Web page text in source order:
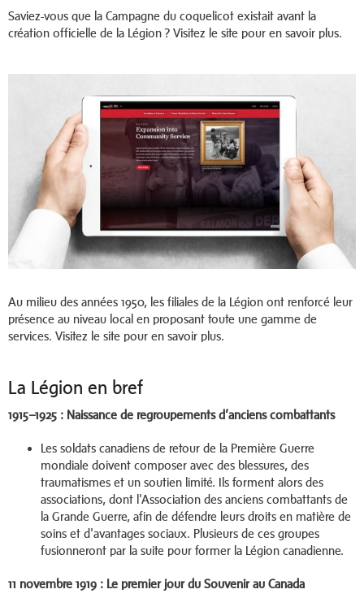
Saviez-vous que la Campagne du coquelicot existait avant la
création officielle de la Légion ? Visitez le site pour en savoir plus.
Au milieu des années 1950, les filiales de la Légion ont renforcé leur
présence au niveau local en proposant toute une gamme de
services. Visitez le site pour en savoir plus.
La Légion en bref
1915–1925 : Naissance de regroupements d’anciens combattants
Les soldats canadiens de retour de la Première Guerre
mondiale doivent composer avec des blessures, des
traumatismes et un soutien limité. Ils forment alors des
associations, dont l'Association des anciens combattants de
la Grande Guerre, afin de défendre leurs droits en matière de
soins et d'avantages sociaux. Plusieurs de ces groupes
fusionneront par la suite pour former la Légion canadienne.
11 novembre 1919 : Le premier jour du Souvenir au Canada